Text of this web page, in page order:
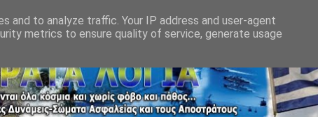
and to analyze traffic. Your IP address and user-agent
metrics to ensure quality of service, generate usage